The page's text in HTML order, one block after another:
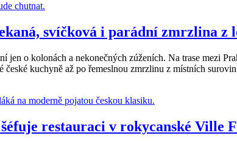
svíčková i parádní zmrzlina z
o kolonách a nekonečných zúženích. Na trase mezi
kuchyně až po řemeslnou zmrzlinu z místních
restauraci v rokycanské Ville